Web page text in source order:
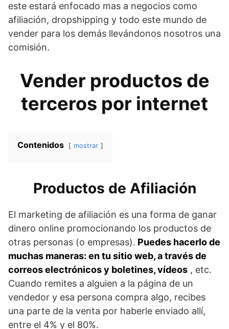
este estará enfocado mas a negocios como
afiliación, dropshipping y todo este mundo de
vender para los demás llevándonos nosotros una
comisión.
Vender productos de
terceros por internet
Contenidos mostrar
Productos de Afiliación
El marketing de afiliación es una forma de ganar
dinero online promocionando los productos de
otras personas (o empresas). Puedes hacerlo de
muchas maneras: en tu sitio web, a través de
correos electrónicos y boletines, vídeos , etc.
Cuando remites a alguien a la página de un
vendedor y esa persona compra algo, recibes
una parte de la venta por haberle enviado allí,
entre el 4% y el 80%.